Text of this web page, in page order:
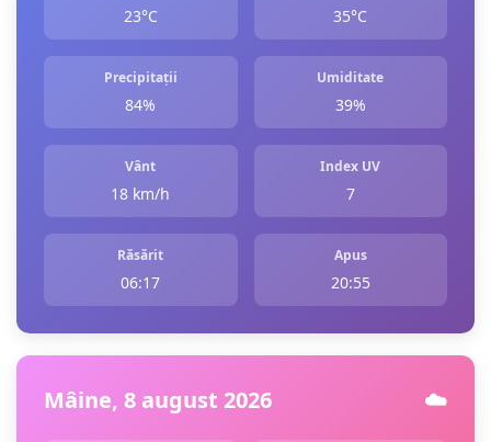
23°C 35°C
Precipitații
84%
Umiditate
39%
Vânt
18 km/h
Index UV
7
Răsărit
06:17
Apus
20:55
Mâine, 8 august 2026 ☁️